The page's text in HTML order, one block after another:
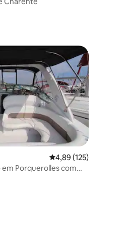
Classificação média
4,89 (125)
em Porquerolles com